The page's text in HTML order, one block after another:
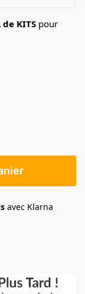
de KITS pour
avec Klarna